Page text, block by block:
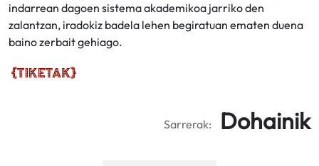
indarrean dagoen sistema akademikoa jarriko den
zalantzan, iradokiz badela lehen begiratuan ematen duena
baino zerbait gehiago.
Sarrerak: Dohainik